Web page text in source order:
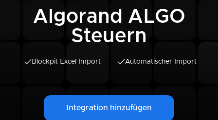
Algorand ALGO
Steuern
Blockpit Excel Import Automatischer Import
Integration hinzufügen